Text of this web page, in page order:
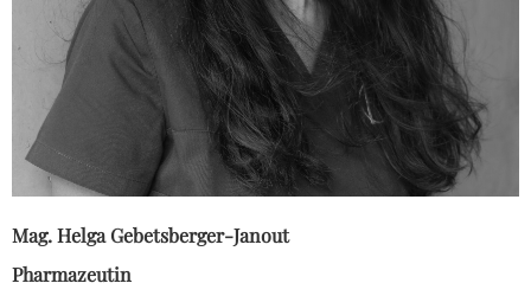
Mag. Helga Gebetsberger-Janout
Pharmazeutin